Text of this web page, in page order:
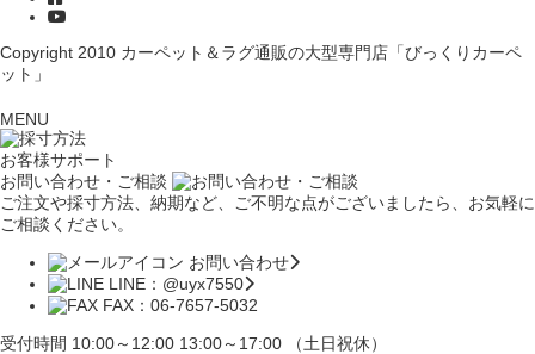
Copyright 2010 カーペット＆ラグ通販の大型専門店「びっくりカーペ
ット」
MENU
お客様サポート
お問い合わせ・ご相談
ご注文や採寸方法、納期など、ご不明な点がございましたら、お気軽に
ご相談ください。
お問い合わせ
LINE：@uyx7550
FAX：06-7657-5032
受付時間 10:00～12:00 13:00～17:00 （土日祝休）